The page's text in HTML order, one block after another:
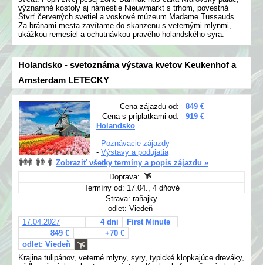
významné kostoly aj námestie Nieuwmarkt s trhom, povestná
Štvrť červených svetiel a voskové múzeum Madame Tussauds.
Za bránami mesta zavítame do skanzenu s veternými mlynmi,
ukážkou remesiel a ochutnávkou pravého holandského syra.
Holandsko - svetoznáma výstava kvetov Keukenhof a
Amsterdam LETECKY
Cena zájazdu od:
849 €
Cena s príplatkami od:
919 €
Holandsko
- Poznávacie zájazdy
- Výstavy a podujatia
Zobraziť všetky termíny a popis zájazdu »
Doprava:
Termíny od: 17.04., 4 dňové
Strava: raňajky
odlet: Viedeň
17.04.2027
4 dni
First Minute
849 €
+70 €
odlet: Viedeň
Krajina tulipánov, veterné mlyny, syry, typické klopkajúce dreváky,